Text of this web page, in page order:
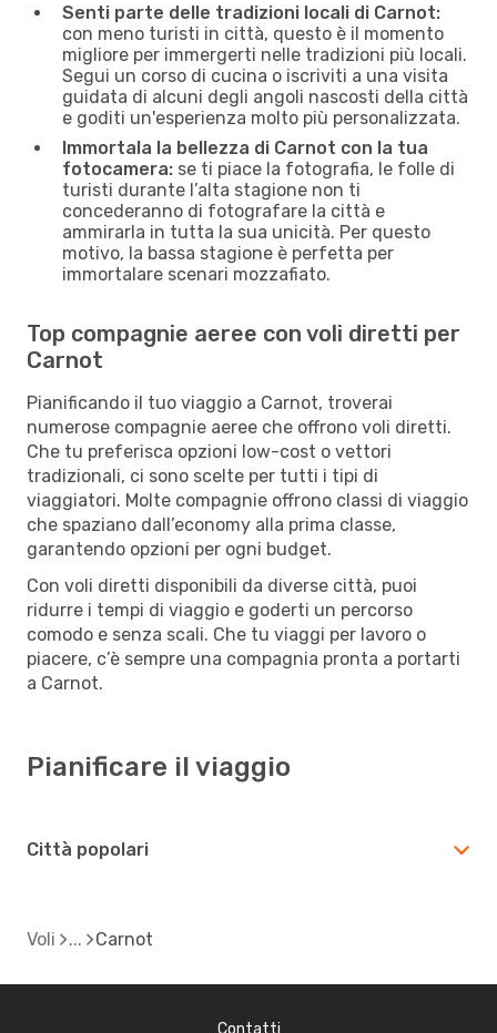
Senti parte delle tradizioni locali di Carnot:
con meno turisti in città, questo è il momento
migliore per immergerti nelle tradizioni più locali.
Segui un corso di cucina o iscriviti a una visita
guidata di alcuni degli angoli nascosti della città
e goditi un'esperienza molto più personalizzata.
Immortala la bellezza di Carnot con la tua
fotocamera: se ti piace la fotografia, le folle di
turisti durante l’alta stagione non ti
concederanno di fotografare la città e
ammirarla in tutta la sua unicità. Per questo
motivo, la bassa stagione è perfetta per
immortalare scenari mozzafiato.
Top compagnie aeree con voli diretti per
Carnot
Pianificando il tuo viaggio a Carnot, troverai
numerose compagnie aeree che offrono voli diretti.
Che tu preferisca opzioni low-cost o vettori
tradizionali, ci sono scelte per tutti i tipi di
viaggiatori. Molte compagnie offrono classi di viaggio
che spaziano dall’economy alla prima classe,
garantendo opzioni per ogni budget.
Con voli diretti disponibili da diverse città, puoi
ridurre i tempi di viaggio e goderti un percorso
comodo e senza scali. Che tu viaggi per lavoro o
piacere, c’è sempre una compagnia pronta a portarti
a Carnot.
Pianificare il viaggio
Città popolari
Voli Carnot
Contatti